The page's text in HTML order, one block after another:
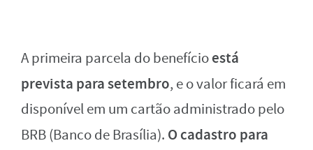
A primeira parcela do benefícioestá
prevista para setembro, e o valor ficará em
disponível em um cartão administrado pelo
BRB (Banco de Brasília). O cadastro para